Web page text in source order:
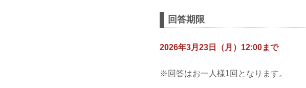
回答期限
2026年3月23日（月）12:00まで
※回答はお一人様1回となります。